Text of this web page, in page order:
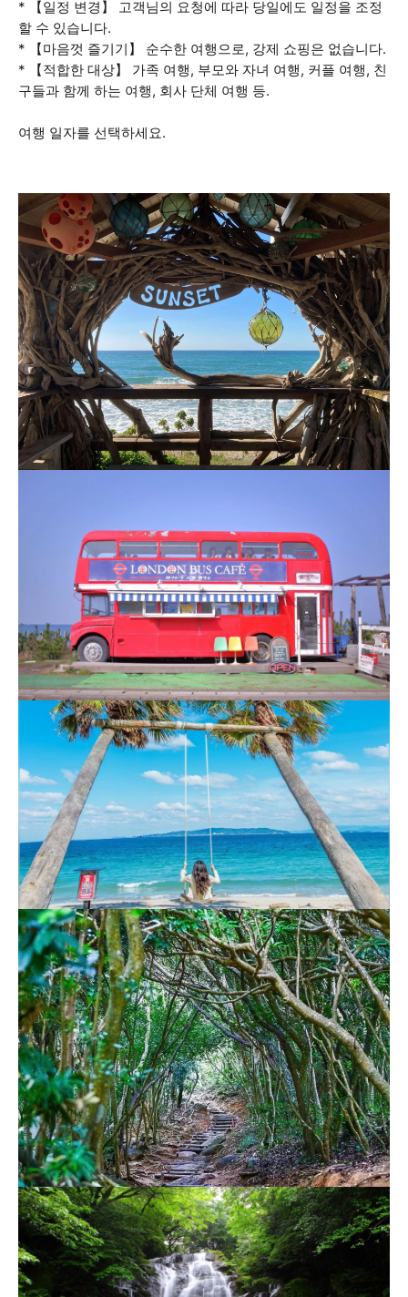
* 【일정 변경】 고객님의 요청에 따라 당일에도 일정을 조정
할 수 있습니다.
* 【마음껏 즐기기】 순수한 여행으로, 강제 쇼핑은 없습니다.
* 【적합한 대상】 가족 여행, 부모와 자녀 여행, 커플 여행, 친
구들과 함께 하는 여행, 회사 단체 여행 등.
여행 일자를 선택하세요.